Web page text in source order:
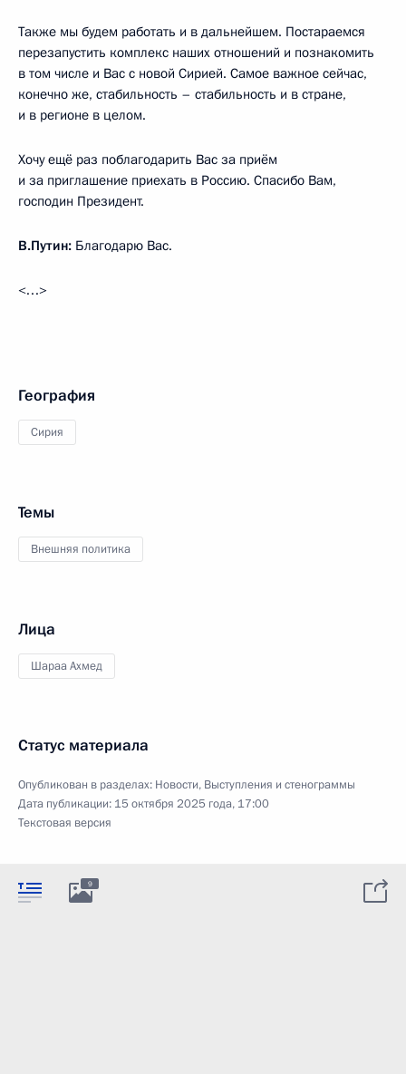
Также мы будем работать и в дальнейшем. Постараемся
перезапустить комплекс наших отношений и познакомить
в том числе и Вас с новой Сирией. Самое важное сейчас,
конечно же, стабильность – стабильность и в стране,
и в регионе в целом.
Хочу ещё раз поблагодарить Вас за приём
и за приглашение приехать в Россию. Спасибо Вам,
господин Президент.
В.Путин: Благодарю Вас.
<…>
География
Сирия
Темы
Внешняя политика
Лица
Шараа Ахмед
Статус материала
Опубликован в разделах: Новости, Выступления и стенограммы
Дата публикации: 15 октября 2025 года, 17:00
Текстовая версия
9